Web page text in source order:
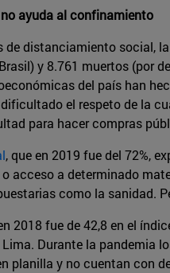
ayuda al confinamiento
de distanciamiento social,
y 8.761 muertos (por
del país han
el respeto de la
para hacer compras
, que en 2019 fue del 72%,
acceso a determinado
como la sanidad.
2018 fue de 42,8 en el
Durante la pandemia
planilla y no cuentan con